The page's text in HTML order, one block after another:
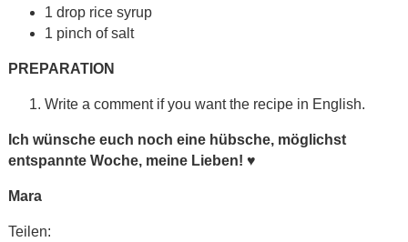
1 drop rice syrup
1 pinch of salt
PREPARATION
Write a comment if you want the recipe in English.
Ich wünsche euch noch eine hübsche, möglichst
entspannte Woche, meine Lieben! ♥
Mara
Teilen: